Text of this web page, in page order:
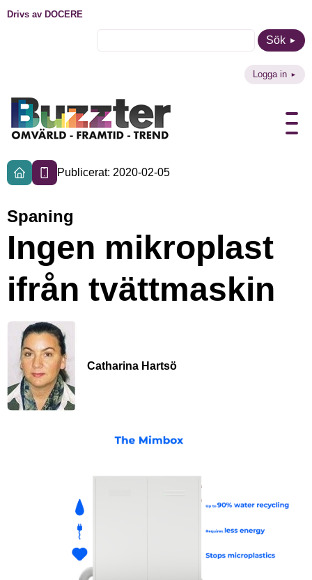
Drivs av DOCERE
Sök
Logga in
Publicerat: 2020-02-05
Spaning
Ingen mikroplast
ifrån tvättmaskin
Catharina Hartsö